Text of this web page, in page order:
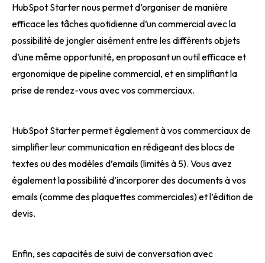
HubSpot Starter nous permet d’organiser de manière
efficace les tâches quotidienne d’un commercial avec la
possibilité de jongler aisément entre les différents objets
d’une même opportunité, en proposant un outil efficace et
ergonomique de pipeline commercial, et en simplifiant la
prise de rendez-vous avec vos commerciaux.
HubSpot Starter permet également à vos commerciaux de
simplifier leur communication en rédigeant des blocs de
textes ou des modèles d’emails (limités à 5). Vous avez
également la possibilité d’incorporer des documents à vos
emails (comme des plaquettes commerciales) et l’édition de
devis.
Enfin, ses capacités de suivi de conversation avec